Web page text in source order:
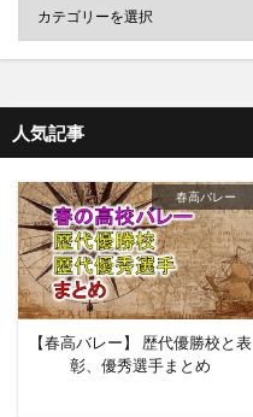
人気記事
春高バレー
【春高バレー】 歴代優勝校と表
彰、優秀選手まとめ